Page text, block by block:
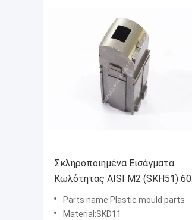
Σκληροποιημένα Εισάγματα
Κωλότητας AISI M2 (SKH51) 60
HRC Συστατικά Μούχλας
Parts name:Plastic mould parts
Material:SKD11